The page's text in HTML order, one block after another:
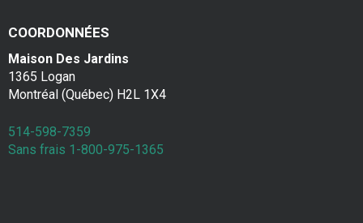
COORDONNÉES
Maison Des Jardins
1365 Logan
Montréal (Québec) H2L 1X4
514-598-7359
Sans frais 1-800-975-1365